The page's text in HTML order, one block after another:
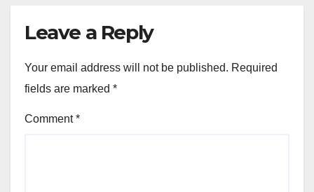
Leave a Reply
Your email address will not be published. Required
fields are marked *
Comment*